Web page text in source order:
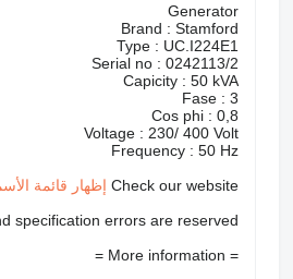
Generator
Brand : Stamford
Type : UC.I224E1
Serial no : 0242113/2
Capicity : 50 kVA
Fase : 3
Cos phi : 0,8
Voltage : 230/ 400 Volt
Frequency : 50 Hz
Check our website إظهار قائمة
specification errors are reserved
= More information =